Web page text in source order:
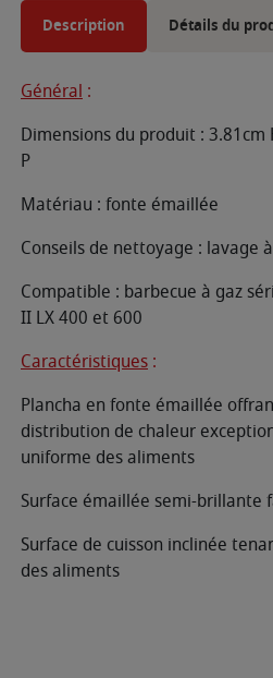
Description Détails du
Général :
Dimensions du produit : 3.81cm
P
Matériau : fonte émaillée
Conseils de nettoyage : lavage
Compatible : barbecue à gaz
II LX 400 et 600
Caractéristiques :
Plancha en fonte émaillée
distribution de chaleur
uniforme des aliments
Surface émaillée semi-brillante
Surface de cuisson inclinée
des aliments